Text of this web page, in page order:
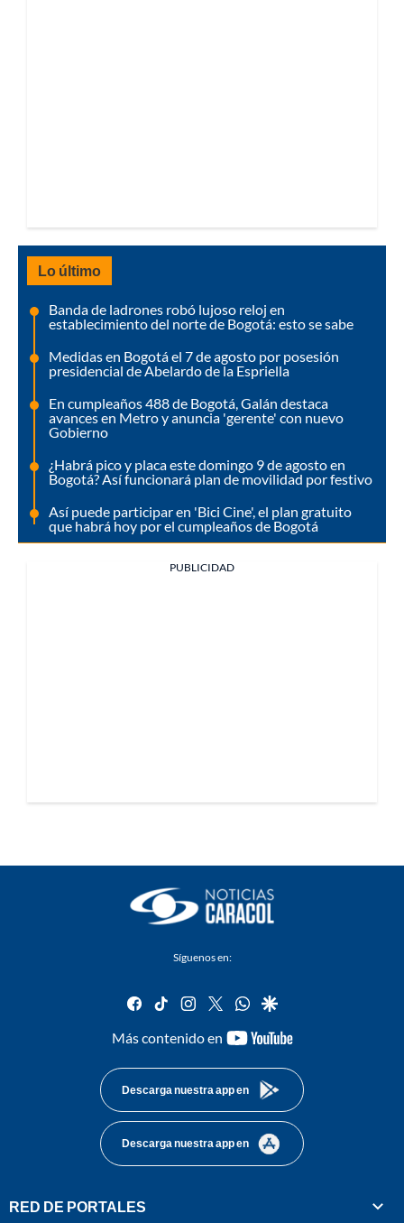
Lo último
Banda de ladrones robó lujoso reloj en
establecimiento del norte de Bogotá: esto se sabe
Medidas en Bogotá el 7 de agosto por posesión
presidencial de Abelardo de la Espriella
En cumpleaños 488 de Bogotá, Galán destaca
avances en Metro y anuncia 'gerente' con nuevo
Gobierno
¿Habrá pico y placa este domingo 9 de agosto en
Bogotá? Así funcionará plan de movilidad por festivo
Así puede participar en 'Bici Cine', el plan gratuito
que habrá hoy por el cumpleaños de Bogotá
PUBLICIDAD
Síguenos en:
facebook
tiktok instagram
twitterwhatsapp
google
Más contenido en
youtube-
Descarga nuestra app en
Descarga nuestra app en
RED DE PORTALES